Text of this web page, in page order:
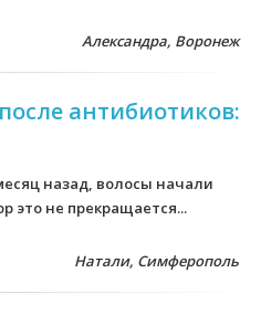
Александра, Воронеж
антибиотиков:
назад, волосы начали
это не прекращается...
Натали, Симферополь